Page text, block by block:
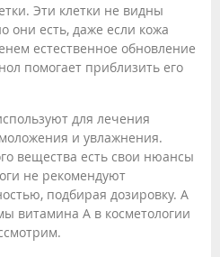
Эти клетки не видны
они есть, даже если кожа
естественное обновление
помогает приблизить его
для лечения
и увлажнения.
вещества есть свои нюансы
не рекомендуют
подбирая дозировку. А
витамина А в косметологии